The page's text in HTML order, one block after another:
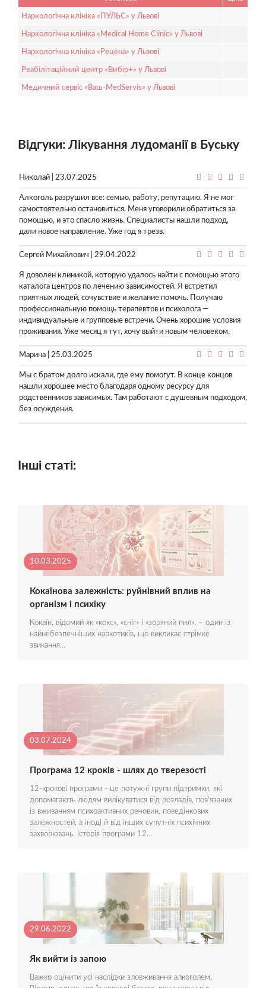
Наркологічна клініка «ПУЛЬС» у Львові
Наркологічна клініка «Medical Home Clinic» у Львові
Наркологічна клініка «Рецена» у Львові
Реабілітаційний центр «Вибір+» у Львові
Медичний сервіс «Ваш-MedServis» у Львові
Відгуки: Лікування лудоманії в Буську
Николай | 23.07.2025
Алкоголь разрушил все: семью, работу, репутацию. Я не мог
самостоятельно остановиться. Меня уговорили обратиться за
помощью, и это спасло жизнь. Специалисты нашли подход,
дали новое направление. Уже год я трезв.
Сергей Михайлович | 29.04.2022
Я доволен клиникой, которую удалось найти с помощью этого
каталога центров по лечению зависимостей. Я встретил
приятных людей, сочувствие и желание помочь. Получаю
профессиональную помощь терапевтов и психолога —
индивидуальные и групповые встречи. Очень хорошие условия
проживания. Уже месяц я тут, хочу выйти новым человеком.
Марина | 25.03.2025
Мы с братом долго искали, где ему помогут. В конце концов
нашли хорошее место благодаря одному ресурсу для
родственников зависимых. Там работают с душевным подходом,
без осуждения.
Інші статі:
10.03.2025
Кокаїнова залежність: руйнівний вплив на
організм і психіку
Кокаїн, відомий як «кокс», «сніг» і «зоряний пил», – один із
найнебезпечніших наркотиків, що викликає стрімке
звикання…
03.07.2024
Програма 12 кроків - шлях до тверезості
12-крокові програми - це потужні групи підтримки, які
допомагають людям вилікуватися від розладів, пов'язаних
із вживанням психоактивних речовин, поведінкових
залежностей, а іноді й від інших супутніх психічних
захворювань. Історія програми 12…
29.06.2022
Як вийти із запою
Важко оцінити усі наслідки зловживання алкоголем.